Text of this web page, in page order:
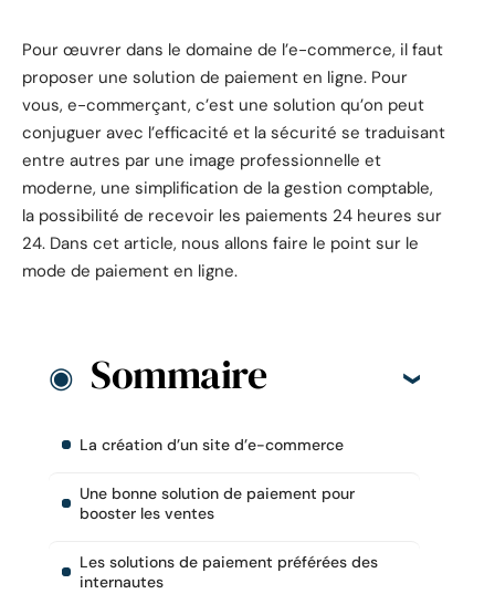
Pour œuvrer dans le domaine de l’e-commerce, il faut
proposer une solution de paiement en ligne. Pour
vous, e-commerçant, c’est une solution qu’on peut
conjuguer avec l’efficacité et la sécurité se traduisant
entre autres par une image professionnelle et
moderne, une simplification de la gestion comptable,
la possibilité de recevoir les paiements 24 heures sur
24. Dans cet article, nous allons faire le point sur le
mode de paiement en ligne.
Sommaire
La création d’un site d’e-commerce
Une bonne solution de paiement pour
booster les ventes
Les solutions de paiement préférées des
internautes